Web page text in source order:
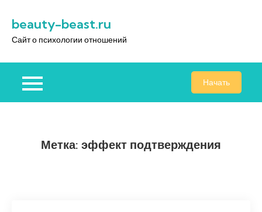
содержимому
beauty-beast.ru
Сайт о психологии отношений
Начать
Метка: эффект подтверждения